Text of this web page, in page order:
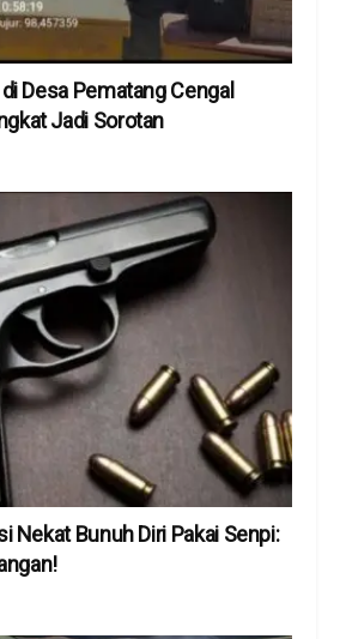
Desa Pematang Cengal
Jadi Sorotan
Nekat Bunuh Diri Pakai Senpi: